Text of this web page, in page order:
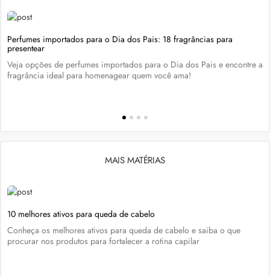
Perfumes importados para o Dia dos Pais: 18 fragrâncias para
presentear
Veja opções de perfumes importados para o Dia dos Pais e encontre a
fragrância ideal para homenagear quem você ama!
MAIS MATÉRIAS
10 melhores ativos para queda de cabelo
Conheça os melhores ativos para queda de cabelo e saiba o que
procurar nos produtos para fortalecer a rotina capilar